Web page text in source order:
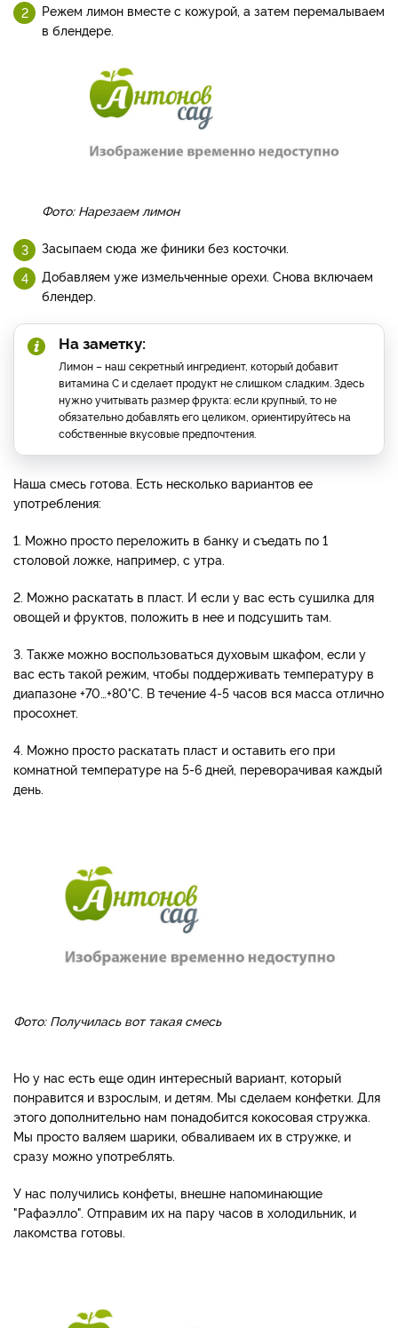
Режем лимон вместе с кожурой, а затем перемалываем
в блендере.
Фото: Нарезаем лимон
Засыпаем сюда же финики без косточки.
Добавляем уже измельченные орехи. Снова включаем
блендер.
На заметку:
Лимон – наш секретный ингредиент, который добавит
витамина C и сделает продукт не слишком сладким. Здесь
нужно учитывать размер фрукта: если крупный, то не
обязательно добавлять его целиком, ориентируйтесь на
собственные вкусовые предпочтения.
Наша смесь готова. Есть несколько вариантов ее
употребления:
1. Можно просто переложить в банку и съедать по 1
столовой ложке, например, с утра.
2. Можно раскатать в пласт. И если у вас есть сушилка для
овощей и фруктов, положить в нее и подсушить там.
3. Также можно воспользоваться духовым шкафом, если у
вас есть такой режим, чтобы поддерживать температуру в
диапазоне +70…+80°C. В течение 4-5 часов вся масса отлично
просохнет.
4. Можно просто раскатать пласт и оставить его при
комнатной температуре на 5-6 дней, переворачивая каждый
день.
Фото: Получилась вот такая смесь
Но у нас есть еще один интересный вариант, который
понравится и взрослым, и детям. Мы сделаем конфетки. Для
этого дополнительно нам понадобится кокосовая стружка.
Мы просто валяем шарики, обваливаем их в стружке, и
сразу можно употреблять.
У нас получились конфеты, внешне напоминающие
"Рафаэлло". Отправим их на пару часов в холодильник, и
лакомства готовы.